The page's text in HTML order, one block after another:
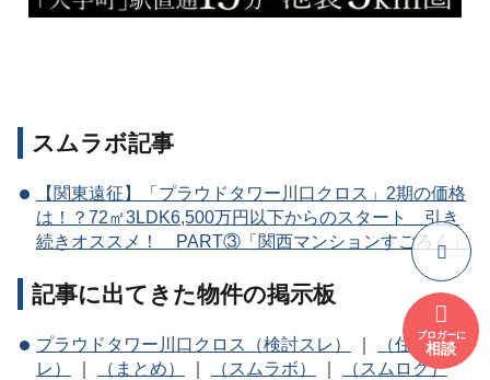
スムラボ記事
【関東遠征】「プラウドタワー川口クロス」2期の価格
は！？72㎡3LDK6,500万円以下からのスタート 引き
続きオススメ！ PART③「関西マンションすごろく」
記事に出てきた物件の掲示板
プラウドタワー川口クロス（検討スレ）
（住民ス
レ）
（まとめ） （スムラボ） （スムログ）
ブロガーに
相談